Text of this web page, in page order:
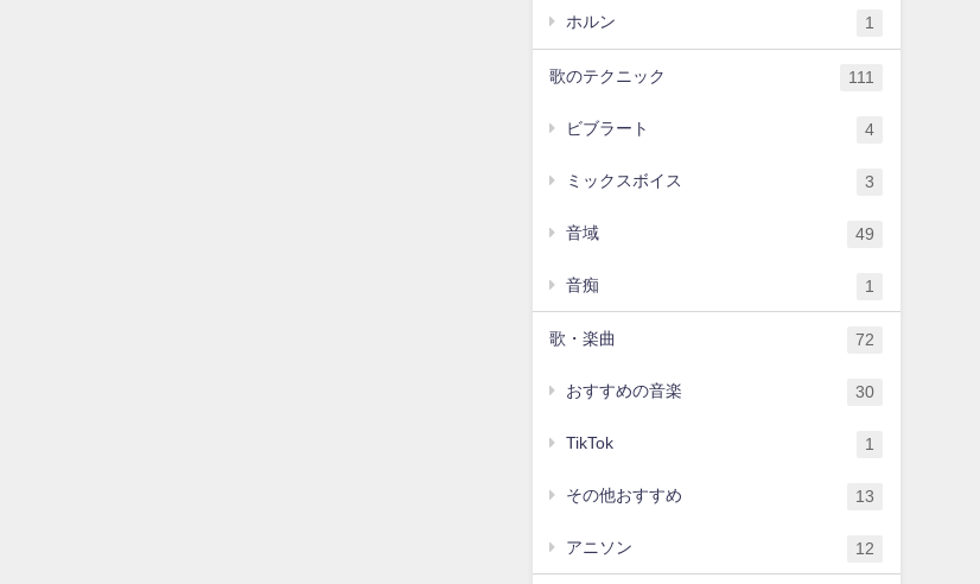
ホルン 1
歌のテクニック 111
ビブラート 4
ミックスボイス 3
音域 49
音痴 1
歌・楽曲 72
おすすめの音楽 30
TikTok 1
その他おすすめ 13
アニソン 12